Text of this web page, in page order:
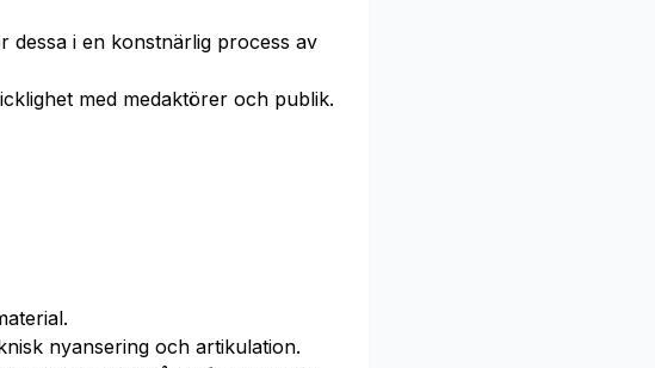
dessa i en konstnärlig process av
med medaktörer och publik.
nyansering och artikulation.